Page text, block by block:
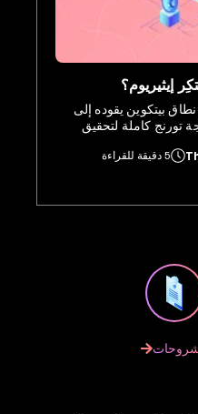
إيثيريوم؟
بيتكوين يقوده إلى
تورنج كاملة لتحقيق
في عام 2013. 5 دقيقة للقراءة